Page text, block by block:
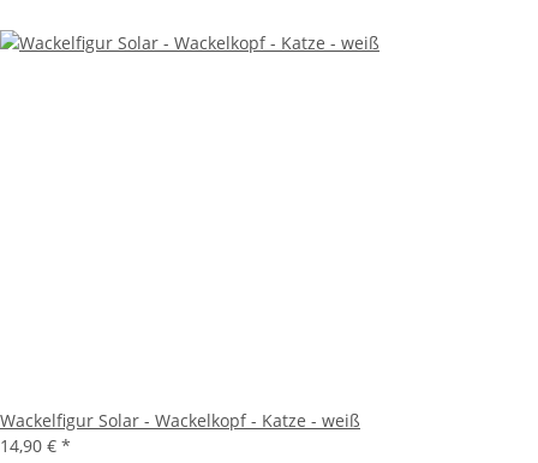
Wackelfigur Solar - Wackelkopf - Katze - weiß
14,90 € *